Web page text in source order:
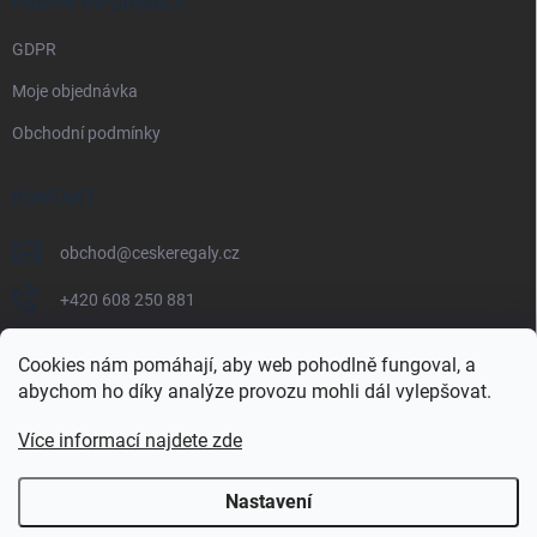
Cookies nám pomáhají, aby web pohodlně fungoval, a
abychom ho díky analýze provozu mohli dál vylepšovat.
Více informací najdete zde
Nastavení
GDPR
Moje objednávka
Obchodní podmínky
KONTAKT
obchod@ceskeregaly.cz
+420 608 250 881